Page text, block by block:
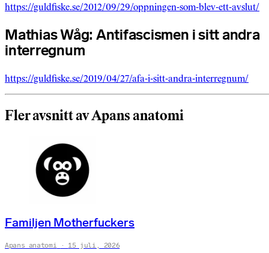
https://guldfiske.se/2012/09/29/oppningen-som-blev-ett-avslut/
Mathias Wåg: Antifascismen i sitt andra
interregnum
https://guldfiske.se/2019/04/27/afa-i-sitt-andra-interregnum/
Fler avsnitt av Apans anatomi
Familjen Motherfuckers
Apans anatomi 15 juli, 2026